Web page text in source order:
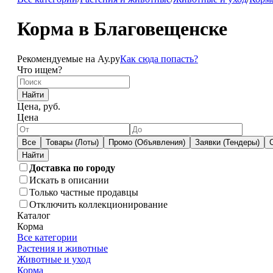
Корма в Благовещенске
Рекомендуемые на Ау.руКак сюда попасть?
Что ищем?
Найти
Цена, руб.
Цена
Все Товары (Лоты) Промо (Объявления) Заявки (Тендеры)
Доставка по городу
Искать в описании
Только частные продавцы
Отключить коллекционирование
Каталог
Корма
Все категории
Растения и животные
Животные и уход
Корма